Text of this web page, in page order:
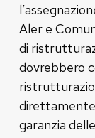
Aler e
di
dovrebbero
direttamente
garanzia